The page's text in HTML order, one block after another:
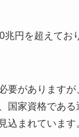
円を超えてお
要があります
国家資格であ
込まれています